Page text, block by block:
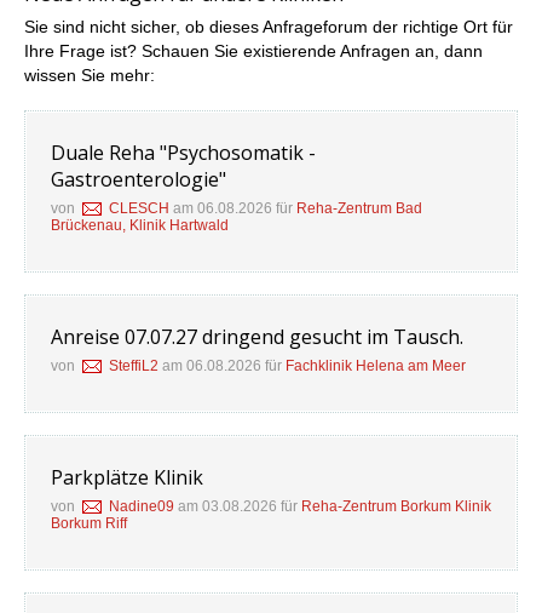
Sie sind nicht sicher, ob dieses Anfrageforum der richtige Ort für
Ihre Frage ist? Schauen Sie existierende Anfragen an, dann
wissen Sie mehr:
Duale Reha "Psychosomatik -
Gastroenterologie"
von CLESCH am 06.08.2026 für Reha-Zentrum Bad
Brückenau, Klinik Hartwald
Anreise 07.07.27 dringend gesucht im Tausch.
von SteffiL2 am 06.08.2026 für Fachklinik Helena am Meer
Parkplätze Klinik
von Nadine09 am 03.08.2026 für Reha-Zentrum Borkum Klinik
Borkum Riff